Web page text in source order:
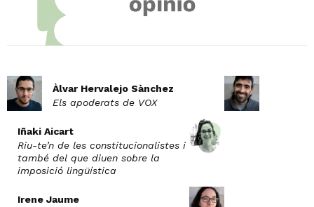
Àlvar Hervalejo Sànchez
Els apoderats de VOX
Iñaki Aicart
Riu-te’n de les constitucionalistes i
també del que diuen sobre la
imposició lingüística
Irene Jaume